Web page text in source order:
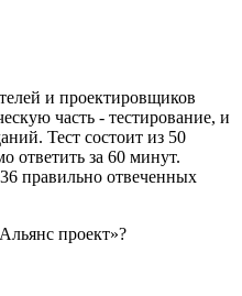
и проектировщиков
часть - тестирование, и
Тест состоит из 50
ответить за 60 минут.
правильно отвеченных
проект»?